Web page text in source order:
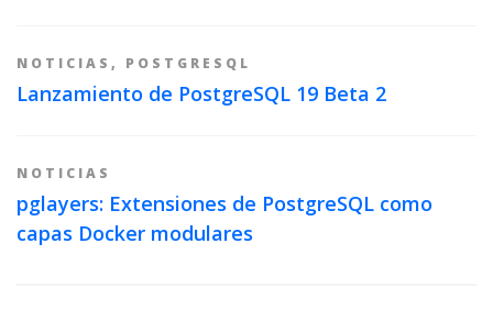
NOTICIAS , POSTGRESQL
Lanzamiento de PostgreSQL 19 Beta 2
NOTICIAS
pglayers: Extensiones de PostgreSQL como
capas Docker modulares